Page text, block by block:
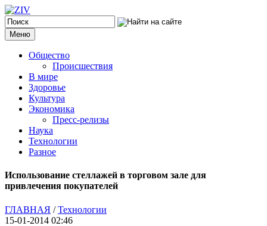
Меню
Общество
Происшествия
В мире
Здоровье
Культура
Экономика
Пресс-релизы
Наука
Технологии
Разное
Использование стеллажей в торговом зале для
привлечения покупателей
ГЛАВНАЯ /Технологии
15-01-2014 02:46